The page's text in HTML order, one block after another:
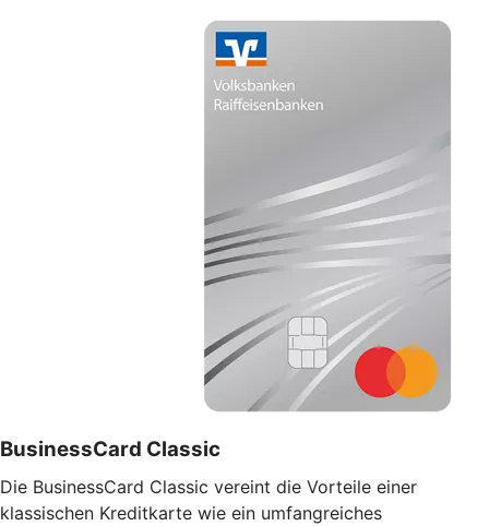
BusinessCard Classic
Die BusinessCard Classic vereint die Vorteile einer
klassischen Kreditkarte wie ein umfangreiches